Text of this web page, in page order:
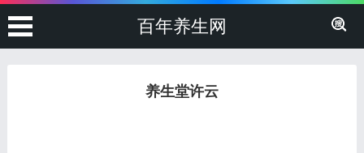
百年养生网
养生堂许云